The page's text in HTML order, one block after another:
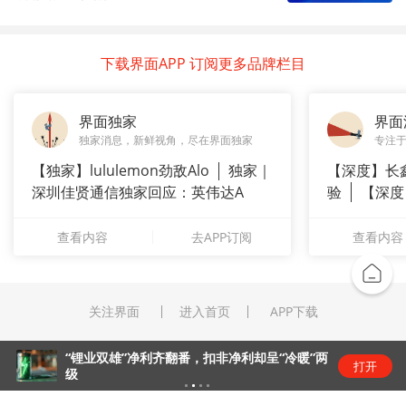
下载界面APP 订阅更多品牌栏目
界面独家
独家消息，新鲜视角，尽在界面独家
【独家】lululemon劲敌Alo
独家｜
深圳佳贤通信独家回应：英伟达A
查看内容 去APP订阅
界
专注
【深度】
验
【深
查看内容
关注界面 进入首页 APP下载
“锂业双雄”净利齐翻番，扣非净利却呈“冷暖”两
级
打开